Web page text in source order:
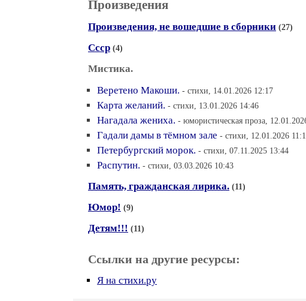
Произведения
Произведения, не вошедшие в сборники (27)
Ссср (4)
Мистика.
Веретено Макоши. - стихи, 14.01.2026 12:17
Карта желаний. - стихи, 13.01.2026 14:46
Нагадала жениха. - юмористическая проза,
Гадали дамы в тёмном зале - стихи, 12.01.2026
Петербургский морок. - стихи, 07.11.2025 13:44
Распутин. - стихи, 03.03.2026 10:43
Память, гражданская лирика. (11)
Юмор! (9)
Детям!!! (11)
Ссылки на другие ресурсы:
Я на стихи.ру